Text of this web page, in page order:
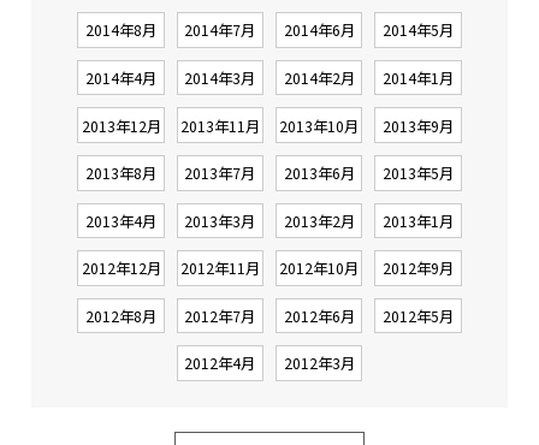
2014年8月 2014年7月 2014年6月 2014年5月
2014年4月 2014年3月 2014年2月 2014年1月
2013年12月 2013年11月 2013年10月 2013年9月
2013年8月 2013年7月 2013年6月 2013年5月
2013年4月 2013年3月 2013年2月 2013年1月
2012年12月 2012年11月 2012年10月 2012年9月
2012年8月 2012年7月 2012年6月 2012年5月
2012年4月 2012年3月